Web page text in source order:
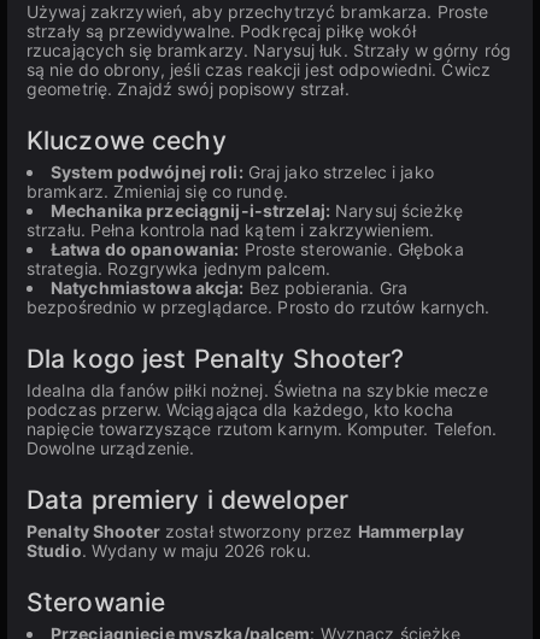
Używaj zakrzywień, aby przechytrzyć bramkarza. Proste
strzały są przewidywalne. Podkręcaj piłkę wokół
rzucających się bramkarzy. Narysuj łuk. Strzały w górny róg
są nie do obrony, jeśli czas reakcji jest odpowiedni. Ćwicz
geometrię. Znajdź swój popisowy strzał.
Kluczowe cechy
System podwójnej roli: Graj jako strzelec i jako
bramkarz. Zmieniaj się co rundę.
Mechanika przeciągnij-i-strzelaj: Narysuj ścieżkę
strzału. Pełna kontrola nad kątem i zakrzywieniem.
Łatwa do opanowania: Proste sterowanie. Głęboka
strategia. Rozgrywka jednym palcem.
Natychmiastowa akcja: Bez pobierania. Gra
bezpośrednio w przeglądarce. Prosto do rzutów karnych.
Dla kogo jest Penalty Shooter?
Idealna dla fanów piłki nożnej. Świetna na szybkie mecze
podczas przerw. Wciągająca dla każdego, kto kocha
napięcie towarzyszące rzutom karnym. Komputer. Telefon.
Dowolne urządzenie.
Data premiery i deweloper
Penalty Shooterzostał stworzony przez Hammerplay
Studio. Wydany w maju 2026 roku.
Sterowanie
Przeciągnięcie myszką/palcem: Wyznacz ścieżkę